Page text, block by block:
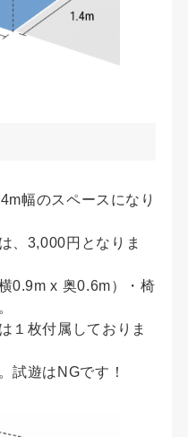
幅のスペースになり
、3,000円となりま
0.9m x 奥0.6m）・椅
１枚付属しておりま
試遊はNGです！